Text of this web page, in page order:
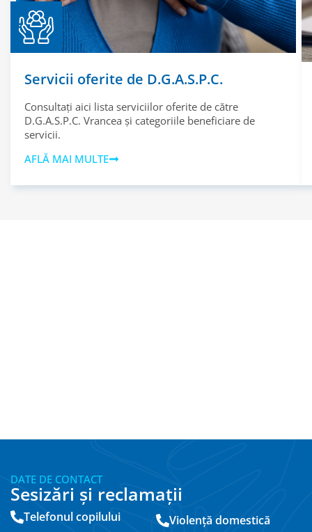
Servicii oferite de D.G.A.S.P.C.
Consultați aici lista serviciilor oferite de către
D.G.A.S.P.C. Vrancea și categoriile beneficiare de
servicii.
AFLĂ MAI MULTE
DATE DE CONTACT
Sesizări și reclamații
Telefonul copilului Violență domestică